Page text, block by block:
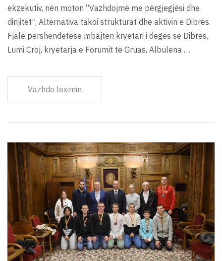
ekzekutiv, nën moton “Vazhdojmë me përgjegjësi dhe
dinjitet”, Alternativa takoi strukturat dhe aktivin e Dibrës.
Fjalë përshëndetëse mbajtën kryetari i degës së Dibrës,
Lumi Croj, kryetarja e Forumit të Gruas, Albulena …
Vazhdo leximin